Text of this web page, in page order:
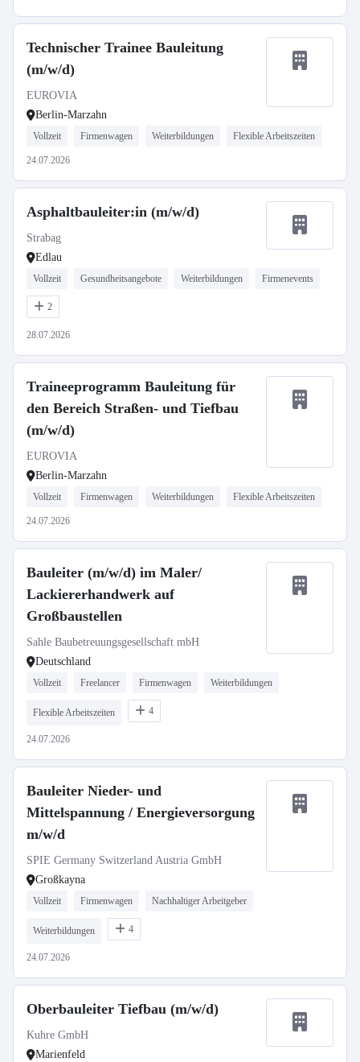
Technischer Trainee Bauleitung
(m/w/d)
EUROVIA
Berlin-Marzahn
Vollzeit Firmenwagen Weiterbildungen Flexible Arbeitszeiten
24.07.2026
Asphaltbauleiter:in (m/w/d)
Strabag
Edlau
Vollzeit Gesundheitsangebote Weiterbildungen Firmenevents
2
28.07.2026
Traineeprogramm Bauleitung für
den Bereich Straßen- und Tiefbau
(m/w/d)
EUROVIA
Berlin-Marzahn
Vollzeit Firmenwagen Weiterbildungen Flexible Arbeitszeiten
24.07.2026
Bauleiter (m/w/d) im Maler/
Lackiererhandwerk auf
Großbaustellen
Sahle Baubetreuungsgesellschaft mbH
Deutschland
Vollzeit Freelancer Firmenwagen Weiterbildungen
Flexible Arbeitszeiten 4
24.07.2026
Bauleiter Nieder- und
Mittelspannung / Energieversorgung
m/w/d
SPIE Germany Switzerland Austria GmbH
Großkayna
Vollzeit Firmenwagen Nachhaltiger Arbeitgeber
Weiterbildungen 4
24.07.2026
Oberbauleiter Tiefbau (m/w/d)
Kuhre GmbH
Marienfeld